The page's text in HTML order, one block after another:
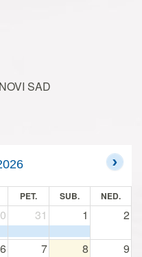
SAD
PET. SUB. NED.
31 1 2
6 7 8 9